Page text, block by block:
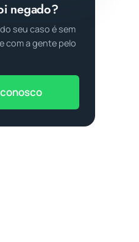
negado?
seu caso é sem
com a gente pelo